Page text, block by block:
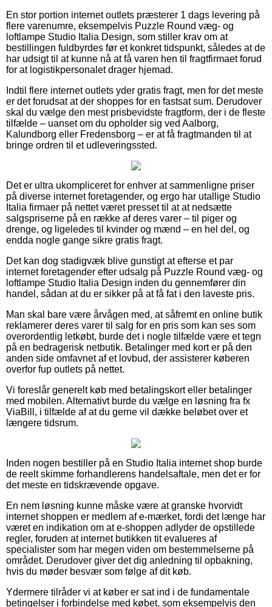
En stor portion internet outlets præsterer 1 dags levering på
flere varenumre, eksempelvis Puzzle Round væg- og
loftlampe Studio Italia Design, som stiller krav om at
bestillingen fuldbyrdes før et konkret tidspunkt, således at de
har udsigt til at kunne nå at få varen hen til fragtfirmaet forud
for at logistikpersonalet drager hjemad.
Indtil flere internet outlets yder gratis fragt, men for det meste
er det forudsat at der shoppes for en fastsat sum. Derudover
skal du vælge den mest prisbevidste fragtform, der i de fleste
tilfælde – uanset om du opholder sig ved Aalborg,
Kalundborg eller Fredensborg – er at få fragtmanden til at
bringe ordren til et udleveringssted.
Det er ultra ukompliceret for enhver at sammenligne priser
på diverse internet foretagender, og ergo har utallige Studio
Italia firmaer på nettet været presset til at at nedsætte
salgspriserne på en række af deres varer – til piger og
drenge, og ligeledes til kvinder og mænd – en hel del, og
endda nogle gange sikre gratis fragt.
Det kan dog stadigvæk blive gunstigt at efterse et par
internet foretagender efter udsalg på Puzzle Round væg- og
loftlampe Studio Italia Design inden du gennemfører din
handel, sådan at du er sikker på at få fat i den laveste pris.
Man skal bare være årvågen med, at såfremt en online butik
reklamerer deres varer til salg for en pris som kan ses som
overordentlig letkøbt, burde det i nogle tilfælde være et tegn
på en bedragerisk netbutik. Betalinger med kort er på den
anden side omfavnet af et lovbud, der assisterer køberen
overfor fup outlets på nettet.
Vi foreslår generelt køb med betalingskort eller betalinger
med mobilen. Alternativt burde du vælge en løsning fra fx
ViaBill, i tilfælde af at du gerne vil dække beløbet over et
længere tidsrum.
Inden nogen bestiller på en Studio Italia internet shop burde
de reelt skimme forhandlerens handelsaftale, men det er for
det meste en tidskrævende opgave.
En nem løsning kunne måske være at granske hvorvidt
internet shoppen er medlem af e-mærket, fordi det længe har
været en indikation om at e-shoppen adlyder de opstillede
regler, foruden at internet butikken tit evalueres af
specialister som har megen viden om bestemmelserne på
området. Derudover giver det dig anledning til opbakning,
hvis du møder besvær som følge af dit køb.
Ydermere tilråder vi at køber er sat ind i de fundamentale
betingelser i forbindelse med købet, som eksempelvis den